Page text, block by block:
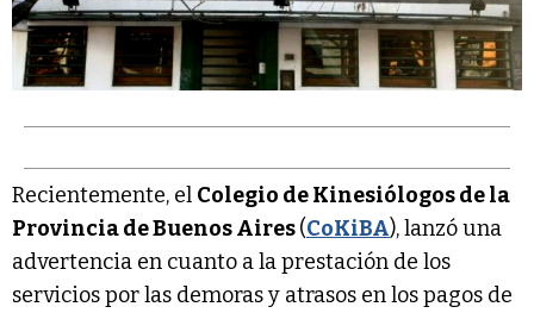
Recientemente, el Colegio de Kinesiólogos de la
Provincia de Buenos Aires(CoKiBA), lanzó una
advertencia en cuanto a la prestación de los
servicios por las demoras y atrasos en los pagos de